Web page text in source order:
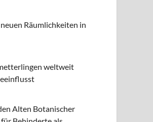
Räumlichkeiten in
weltweit
Alten Botanischer